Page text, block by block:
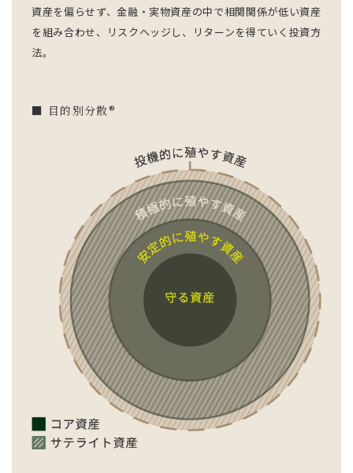
資産を偏らせず、金融・実物資産の中で相関関係が低い資産
を組み合わせ、リスクヘッジし、リターンを得ていく投資方
法。
■ 目的別分散®